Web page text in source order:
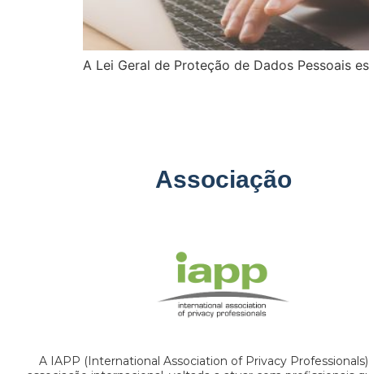
A Lei Geral de Proteção de Dados Pessoais
Associação
A IAPP (International Association of Privacy